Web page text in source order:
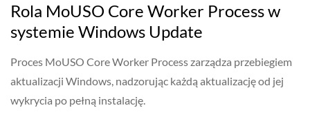
Rola MoUSO Core Worker Process w
systemie Windows Update
Proces MoUSO Core Worker Process zarządza przebiegiem
aktualizacji Windows, nadzorując każdą aktualizację od jej
wykrycia po pełną instalację.